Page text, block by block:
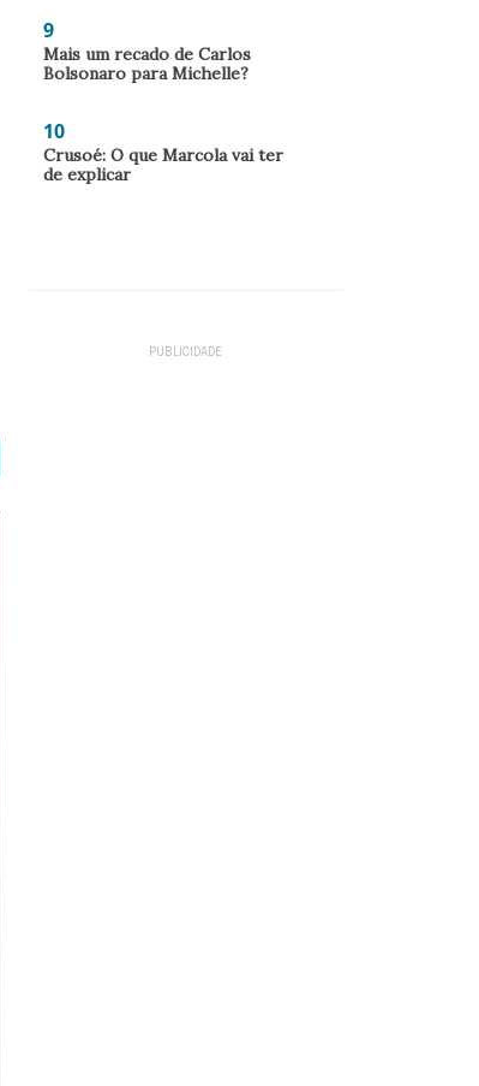
9
Mais um recado de Carlos
Bolsonaro para Michelle?
10
Crusoé: O que Marcola vai ter
de explicar